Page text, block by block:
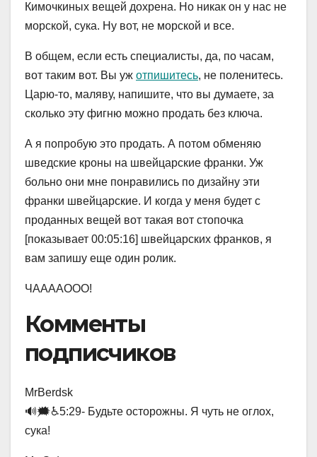
Кимочкиных вещей дохрена. Но никак он у нас не
морской, сука. Ну вот, не морской и все.
В общем, если есть специалисты, да, по часам,
вот таким вот. Вы уж отпишитесь, не поленитесь.
Царю-то, маляву, напишите, что вы думаете, за
сколько эту фигню можно продать без ключа.
А я попробую это продать. А потом обменяю
шведские кроны на швейцарские франки. Уж
больно они мне понравились по дизайну эти
франки швейцарские. И когда у меня будет с
проданных вещей вот такая вот стопочка
[показывает 00:05:16] швейцарских франков, я
вам запишу еще один ролик.
ЧААААООО!
Комменты
подписчиков
MrBerdsk
🔊🗯♿️5:29- Будьте осторожны. Я чуть не оглох,
сука!